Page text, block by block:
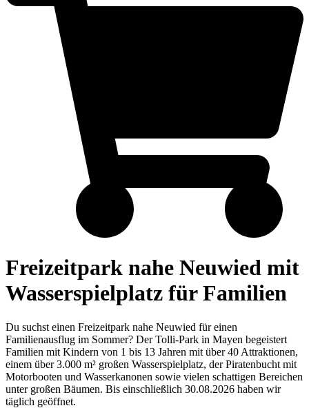
Freizeitpark nahe Neuwied mit
Wasserspielplatz für Familien
Du suchst einen Freizeitpark nahe Neuwied für einen
Familienausflug im Sommer? Der Tolli-Park in Mayen begeistert
Familien mit Kindern von 1 bis 13 Jahren mit über 40 Attraktionen,
einem über 3.000 m² großen Wasserspielplatz, der Piratenbucht mit
Motorbooten und Wasserkanonen sowie vielen schattigen Bereichen
unter großen Bäumen. Bis einschließlich 30.08.2026 haben wir
täglich geöffnet.